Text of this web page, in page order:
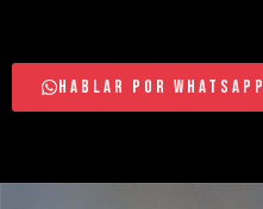
Hablar por WhatsApp